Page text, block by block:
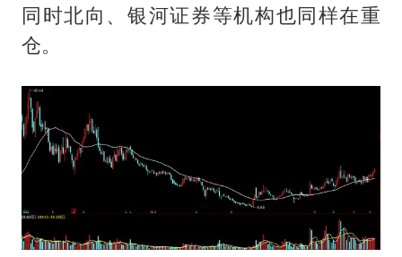
同时北向、银河证券等机构也同样在重
仓。